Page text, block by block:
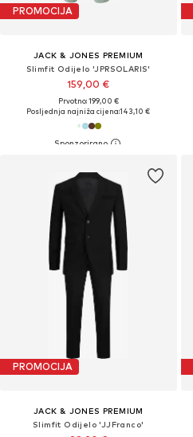
PROMOCIJA
JACK & JONES PREMIUM
Slimfit Odijelo 'JPRSOLARIS'
159,00 €
Prvotno: 199,00 €
Posljednja najniža cijena:143,10 €
PROMOCIJA
JACK & JONES PREMIUM
Slimfit Odijelo 'JJFranco'